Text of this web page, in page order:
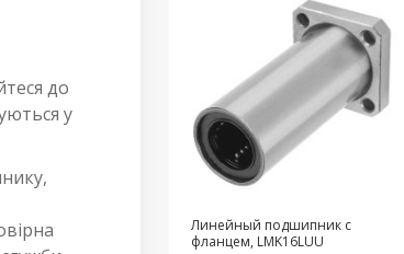
до
у
Линейный подшипник с
фланцем, LMK16LUU